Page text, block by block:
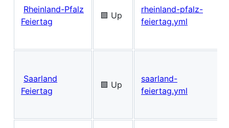
Rheinland-Pfalz
Feiertag
🟩 Up
rheinland-pfalz-
feiertag.yml
Saarland
Feiertag
🟩 Up
saarland-
feiertag.yml